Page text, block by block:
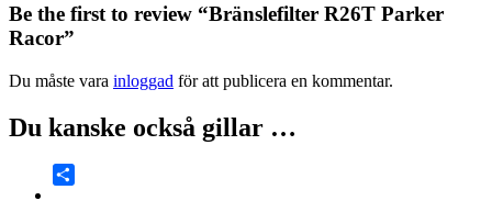
Be the first to review “Bränslefilter R26T Parker
Racor”
Du måste vara inloggad för att publicera en kommentar.
Du kanske också gillar …